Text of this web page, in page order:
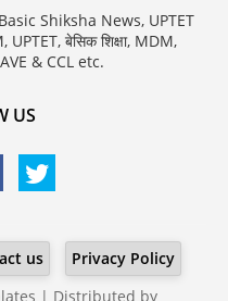
Shiksha News, UPTET
UPTET, बेसिक शिक्षा, MDM,
& CCL etc.
US
us
Privacy Policy
| Distributed by